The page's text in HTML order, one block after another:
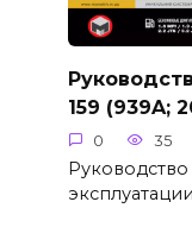
159 (939A;
0 35